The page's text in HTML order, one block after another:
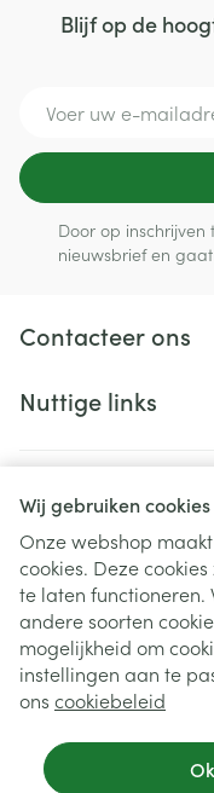
Wij gebruiken
Onze webshop
cookies. Deze
te laten functioneren.
andere soorten
mogelijkheid om
instellingen aan te
ons cookiebeleid
Blijf op de
Door op inschrijven
nieuwsbrief en
Contacteer ons
Nuttige links
Juridische links